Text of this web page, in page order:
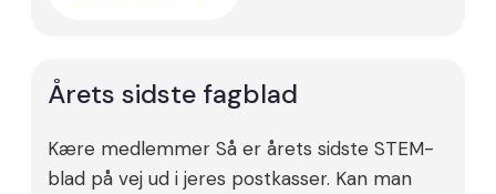
Årets sidste fagblad
Kære medlemmer Så er årets sidste STEM-
blad på vej ud i jeres postkasser. Kan man